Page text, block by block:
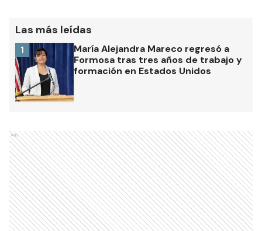
Las más leídas
María Alejandra Mareco regresó a
Formosa tras tres años de trabajo y
formación en Estados Unidos
1
Ads